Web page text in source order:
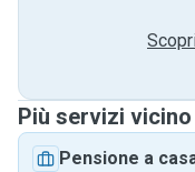
Più servizi vicino
Pensione a